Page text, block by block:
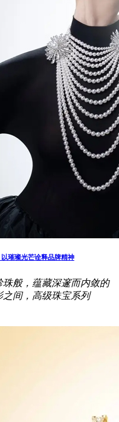
璀璨光芒诠释品牌精神
般，蕴藏深邃而内敛的
间，高级珠宝系列